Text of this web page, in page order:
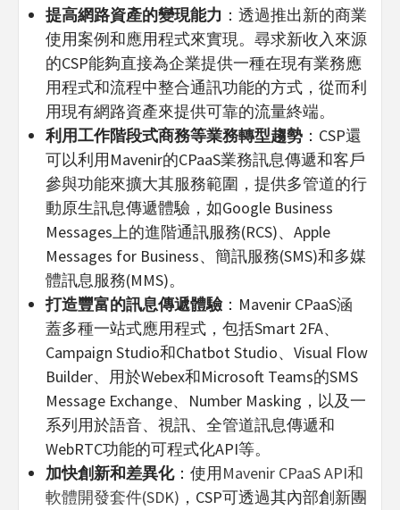
提高網路資產的變現能力 ：透過推出新的商業
使用案例和應用程式來實現。尋求新收入來源
的CSP能夠直接為企業提供一種在現有業務應
用程式和流程中整合通訊功能的方式，從而利
用現有網路資產來提供可靠的流量終端。
利用工作階段式商務等業務轉型趨勢 ：CSP還
可以利用Mavenir的CPaaS業務訊息傳遞和客戶
參與功能來擴大其服務範圍，提供多管道的行
動原生訊息傳遞體驗，如Google Business
Messages上的進階通訊服務(RCS)、Apple
Messages for Business、簡訊服務(SMS)和多媒
體訊息服務(MMS)。
打造豐富的訊息傳遞體驗：Mavenir CPaaS涵
蓋多種一站式應用程式，包括Smart 2FA、
Campaign Studio和Chatbot Studio、Visual Flow
Builder、用於Webex和Microsoft Teams的SMS
Message Exchange、Number Masking，以及一
系列用於語音、視訊、全管道訊息傳遞和
WebRTC功能的可程式化API等。
加快創新和差異化：使用Mavenir CPaaS API和
軟體開發套件(SDK) ，CSP可透過其內部創新團